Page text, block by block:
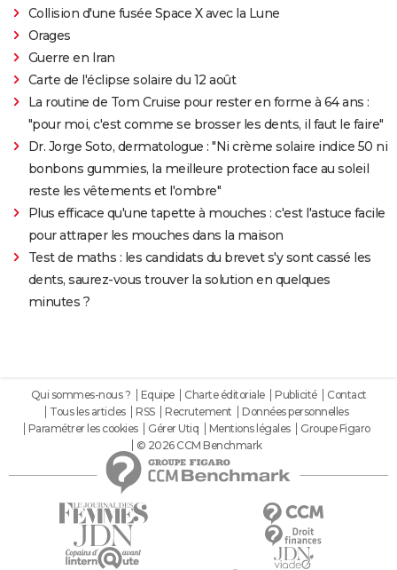
Collision d'une fusée Space X avec la Lune
Orages
Guerre en Iran
Carte de l'éclipse solaire du 12 août
La routine de Tom Cruise pour rester en forme à 64 ans :
"pour moi, c'est comme se brosser les dents, il faut le faire"
Dr. Jorge Soto, dermatologue : "Ni crème solaire indice 50 ni
bonbons gummies, la meilleure protection face au soleil
reste les vêtements et l'ombre"
Plus efficace qu'une tapette à mouches : c'est l'astuce facile
pour attraper les mouches dans la maison
Test de maths : les candidats du brevet s'y sont cassé les
dents, saurez-vous trouver la solution en quelques
minutes ?
Qui sommes-nous ? Equipe Charte éditoriale Publicité
Contact
Tous les articles
RSS Recrutement
Données personnelles
Paramétrer les cookies
Gérer Utiq Mentions légales
Groupe Figaro
© 2026 CCM Benchmark